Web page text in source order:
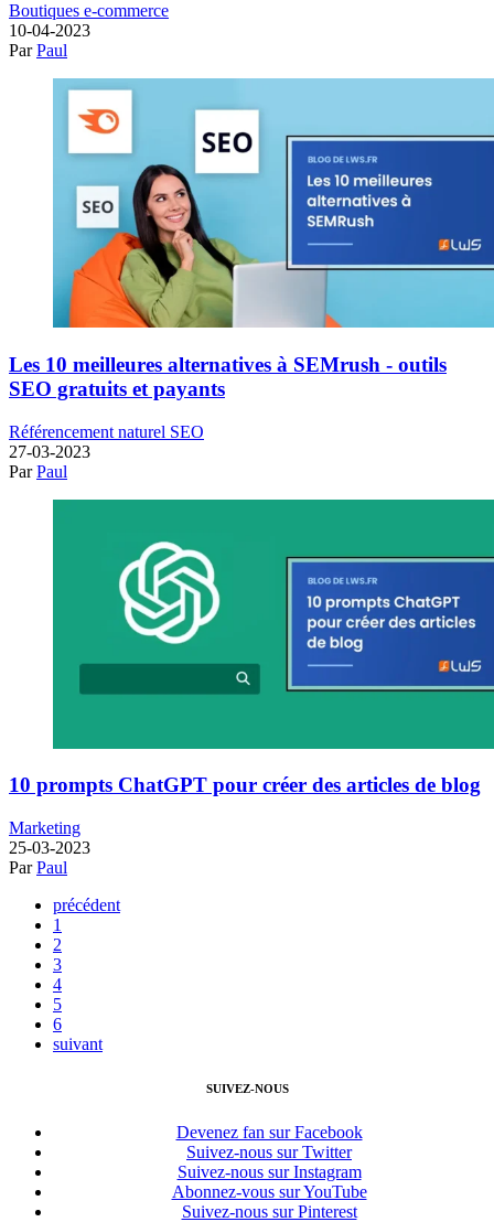
Boutiques e-commerce
10-04-2023
ParPaul
Les 10 meilleures alternatives à SEMrush - outils
SEO gratuits et payants
Référencement naturel SEO
27-03-2023
ParPaul
10 prompts ChatGPT pour créer des articles de blog
Marketing
25-03-2023
ParPaul
précédent
1
2
3
4
5
6
suivant
SUIVEZ-NOUS
Devenez fan sur Facebook
Suivez-nous sur Twitter
Suivez-nous sur Instagram
Abonnez-vous sur YouTube
Suivez-nous sur Pinterest